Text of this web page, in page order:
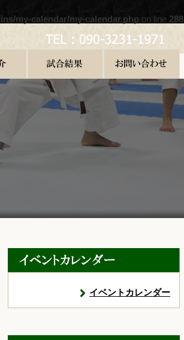
my-calendar/my-calendar.php on line 288
イベントカレンダー